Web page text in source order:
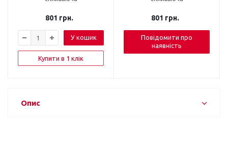
801 грн.
У кошик
Купити в 1 клік
801 грн.
Повідомити про
наявність
Опис